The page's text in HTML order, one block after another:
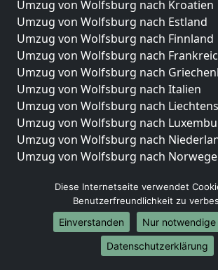
Umzug von Wolfsburg nach Kroatien
Umzug von Wolfsburg nach Estland
Umzug von Wolfsburg nach Finnland
Umzug von Wolfsburg nach
Umzug von Wolfsburg nach
Umzug von Wolfsburg nach Italien
Umzug von Wolfsburg nach
Umzug von Wolfsburg nach
Umzug von Wolfsburg nach
Umzug von Wolfsburg nach
Umzüge-Deutschlandweit
Umzug von Wolfsburg nach Berlin
Umzug von Wolfsburg nach Hamburg
Umzug von Wolfsburg nach München
Umzug von Wolfsburg nach Köln
Diese Internetseite verwendet
Benutzerfreundlichkeit zu
Einverstanden
Nur notwendige
Datenschutzerklärung